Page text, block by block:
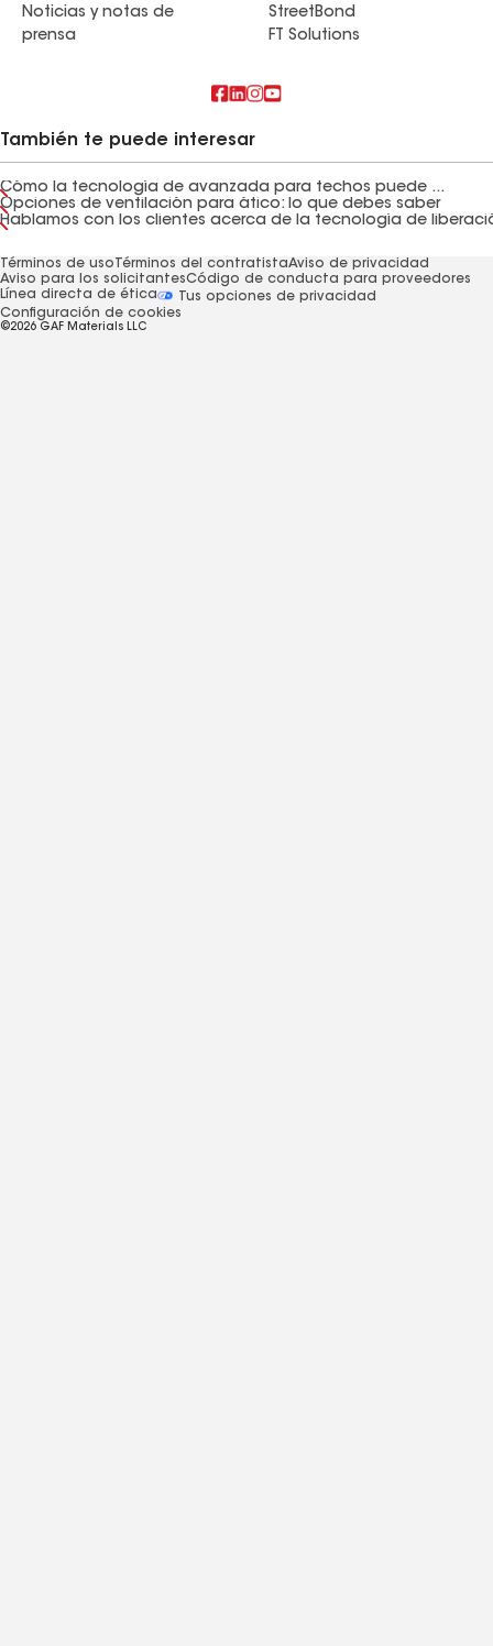
Noticias y notas de
prensa
StreetBond
FT Solutions
También te puede interesar
Cómo la tecnología de avanzada para techos puede ...
Opciones de ventilación para ático: lo que debes saber
Términos de uso Términos del contratistaAviso de privacidad
Aviso para los solicitantesCódigo de conducta para proveedores
Línea directa de ética
Tus opciones de privacidad
Configuración de cookies
©2026 GAF Materials LLC